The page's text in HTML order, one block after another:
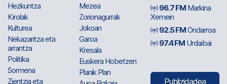
Hezkuntza
Kirolak
Kulturea
Nekazaritza eta
arrantza
Politika
Sormena
Zientzia eta
Mezea
Zorionagurrak
Jokoan
Garoa
Kresala
Euskera Hobetzen
Planik Plan
96.7 FM Markina
Xemein
92.5 FMOndarroa
97.4 FM Urdaibai
Publizidadea